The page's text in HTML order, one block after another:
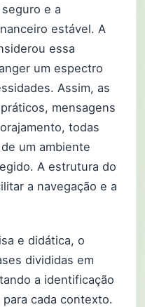
e a
estável. A
essa
um espectro
Assim, as
mensagens
todas
um ambiente
A estrutura do
a navegação e a
e didática, o
divididas em
a identificação
cada contexto.